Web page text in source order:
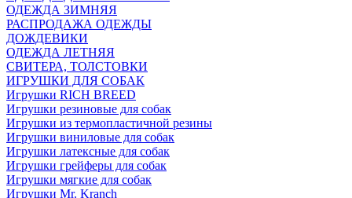
ОДЕЖДА ЗИМНЯЯ
РАСПРОДАЖА ОДЕЖДЫ
ДОЖДЕВИКИ
ОДЕЖДА ЛЕТНЯЯ
СВИТЕРА, ТОЛСТОВКИ
ИГРУШКИ ДЛЯ СОБАК
Игрушки RICH BREED
Игрушки резиновые для собак
Игрушки из термопластичной резины
Игрушки виниловые для собак
Игрушки латексные для собак
Игрушки грейферы для собак
Игрушки мягкие для собак
Игрушки Mr. Kranch